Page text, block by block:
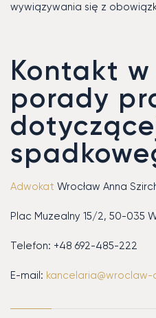
wywiązywania się z
Kontakt
porady
Adwokat Wrocław Anna
Plac Muzealny 15/2, 50-035
Telefon: +48 692-485-222
E-mail: